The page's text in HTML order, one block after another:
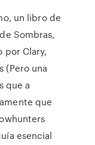
un libro de
Sombras,
por Clary,
(Pero una
que a
que
esencial